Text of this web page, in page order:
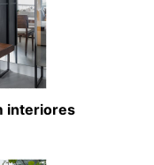
interiores